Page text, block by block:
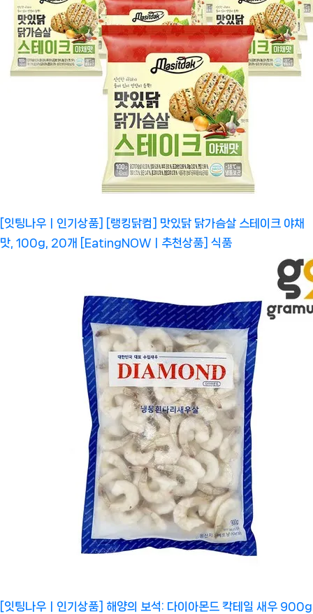
[잇팅나우ㅣ인기상품] [랭킹닭컴] 맛있닭 닭가슴살 스테이크 야채
맛, 100g, 20개 [EatingNOWㅣ추천상품] 식품
[잇팅나우ㅣ인기상품] 해양의 보석: 다이아몬드 칵테일 새우 900g